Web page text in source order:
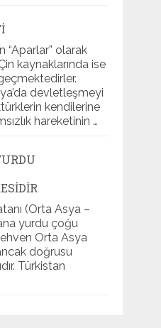
“Aparlar” olarak
kaynaklarında ise
devletleşmeyi
kendilerine
hareketinin …
(Orta Asya –
yurdu çoğu
Orta Asya
doğrusu
Türkistan